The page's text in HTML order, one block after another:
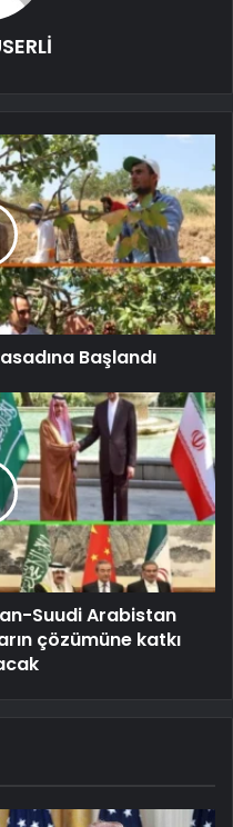
Başlandı
Suudi Arabistan
çözümüne katkı